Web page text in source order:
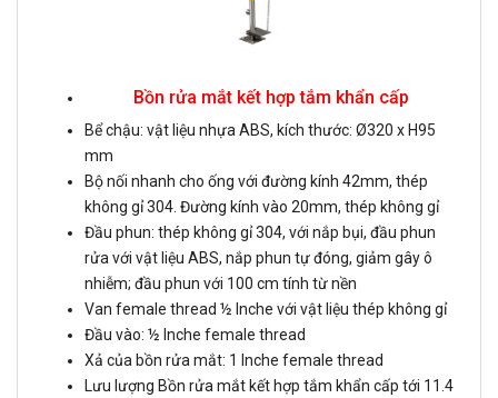
Bồn rửa mắt kết hợp tắm khẩn cấp
Bể chậu: vật liệu nhựa ABS, kích thước: Ø320 x H95
mm
Bộ nối nhanh cho ống với đường kính 42mm, thép
không gỉ 304. Đường kính vào 20mm, thép không gỉ
Đầu phun: thép không gỉ 304, với nắp bụi, đầu phun
rửa với vật liệu ABS, nắp phun tự đóng, giảm gây ô
nhiễm; đầu phun với 100 cm tính từ nền
Van female thread ½ Inche với vật liệu thép không gỉ
Đầu vào: ½ Inche female thread
Xả của bồn rửa mắt: 1 Inche female thread
Lưu lượng Bồn rửa mắt kết hợp tắm khẩn cấp tới 11.4